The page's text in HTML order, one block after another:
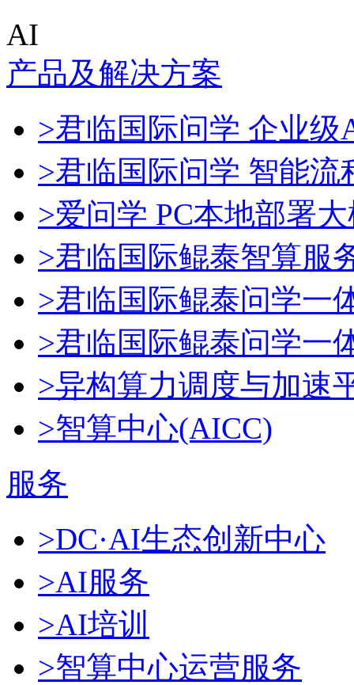
AI
产品及解决方案
>君临国际问学 企业级
>君临国际问学 智能流
>爱问学 PC本地部署
>君临国际鲲泰智算服
>君临国际鲲泰问学一
>君临国际鲲泰问学一
>异构算力调度与加速
>智算中心(AICC)
服务
>DC·AI生态创新中心
>AI服务
>AI培训
>智算中心运营服务